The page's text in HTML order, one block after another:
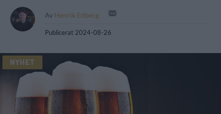
Av Henrik Edberg
Publicerat 2024-08-26
NYHET